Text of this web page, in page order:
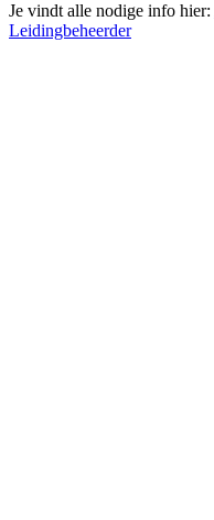
Je vindt alle nodige info hier:
Leidingbeheerder